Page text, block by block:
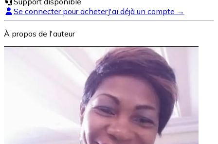
Se connecter pour acheterJ'ai déjà un compte →
À propos de l'auteur